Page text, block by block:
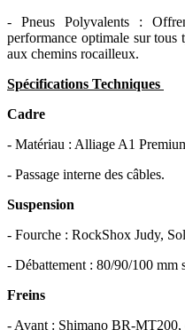
- Pneus Polyvalents :
performance optimale sur tous
aux chemins rocailleux.
Spécifications Techniques
Cadre
- Matériau : Alliage A1
- Passage interne des câbles.
Suspension
- Fourche : RockShox Judy,
- Débattement : 80/90/100 mm
Freins
- Avant : Shimano BR-MT200,